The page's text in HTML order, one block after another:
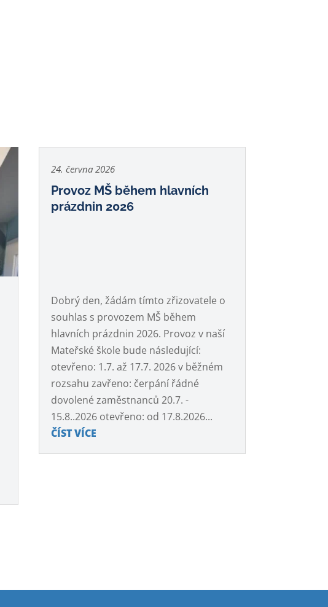
Provoz MŠ během hlavních
prázdnin 2026
24. června 2026
Dobrý den, žádám tímto zřizovatele o
souhlas s provozem MŠ během
hlavních prázdnin 2026. Provoz v naší
Mateřské škole bude následující:
otevřeno: 1.7. až 17.7. 2026 v běžném
rozsahu zavřeno: čerpání řádné
dovolené zaměstnanců 20.7. -
15.8..2026 otevřeno: od 17.8.2026...
ČÍST VÍCE